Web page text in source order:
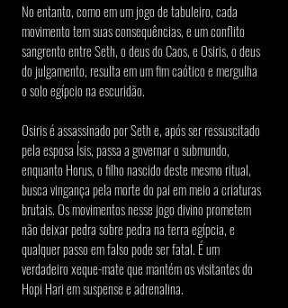
No entanto, como em um jogo de tabuleiro, cada
movimento tem suas consequências, e um conflito
sangrento entre Seth, o deus do Caos, e Osiris, o deus
do julgamento, resulta em um fim caótico e mergulha
o solo egípcio na escuridão.
Osiris é assassinado por Seth e, após ser ressuscitado
pela esposa Ísis, passa a governar o submundo,
enquanto Horus, o filho nascido deste mesmo ritual,
busca vingança pela morte do pai em meio a criaturas
brutais. Os movimentos nesse jogo divino prometem
não deixar pedra sobre pedra na terra egípcia, e
qualquer passo em falso pode ser fatal. É um
verdadeiro xeque-mate que mantém os visitantes do
Hopi Hari em suspense e adrenalina.